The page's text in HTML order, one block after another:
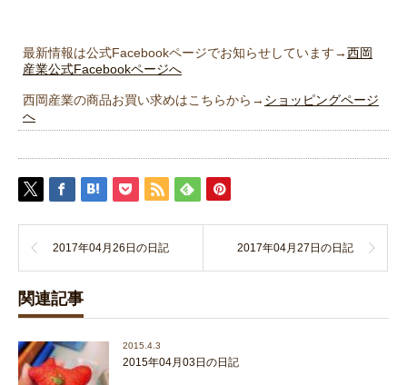
最新情報は公式Facebookページでお知らせしています→西岡
産業公式Facebookページへ
西岡産業の商品お買い求めはこちらから→ ショッピングページ
へ
2017年04月26日の日記 2017年04月27日の日記
関連記事
2015.4.3
2015年04月03日の日記